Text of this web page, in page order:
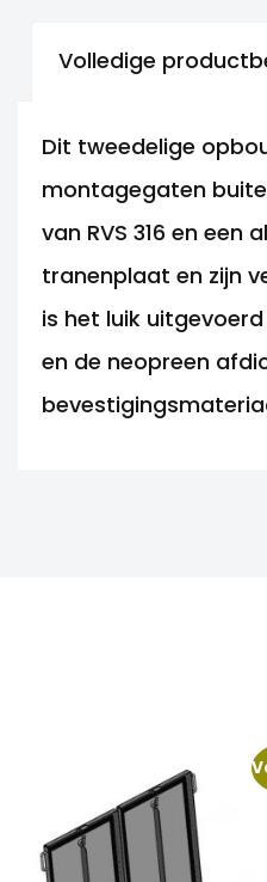
Volledige
Dit tweedelige
montagegaten
van RVS 316 en
tranenplaat en zijn
is het luik
en de neopreen